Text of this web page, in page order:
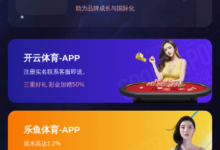
上一篇：
下一篇： 2011年6月公司被中共怀化市委评为“十佳基层
咨询与了解